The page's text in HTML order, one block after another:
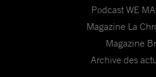
Podcast WE
Magazine La
Magazine
Archive des